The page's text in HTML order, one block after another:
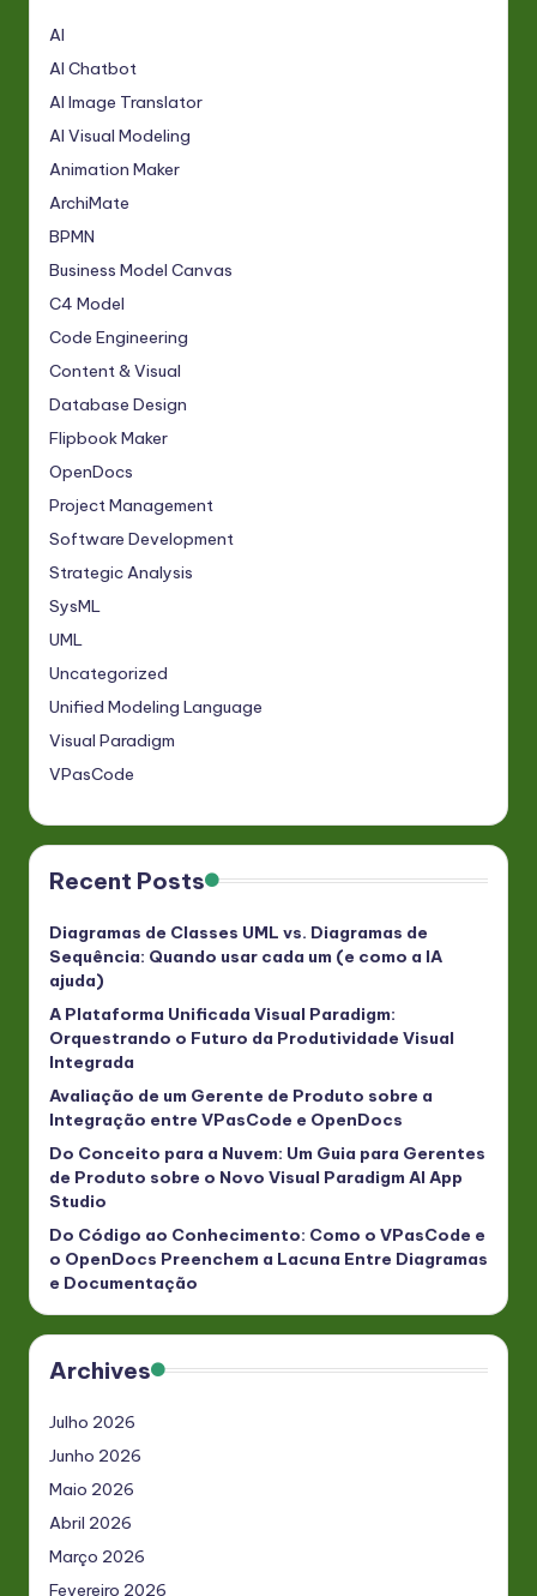
AI
AI Chatbot
AI Image Translator
AI Visual Modeling
Animation Maker
ArchiMate
BPMN
Business Model Canvas
C4 Model
Code Engineering
Content & Visual
Database Design
Flipbook Maker
OpenDocs
Project Management
Software Development
Strategic Analysis
SysML
UML
Uncategorized
Unified Modeling Language
Visual Paradigm
VPasCode
Recent Posts
Diagramas de Classes UML vs. Diagramas de
Sequência: Quando usar cada um (e como a IA
ajuda)
A Plataforma Unificada Visual Paradigm:
Orquestrando o Futuro da Produtividade Visual
Integrada
Avaliação de um Gerente de Produto sobre a
Integração entre VPasCode e OpenDocs
Do Conceito para a Nuvem: Um Guia para Gerentes
de Produto sobre o Novo Visual Paradigm AI App
Studio
Do Código ao Conhecimento: Como o VPasCode e
o OpenDocs Preenchem a Lacuna Entre Diagramas
e Documentação
Archives
Julho 2026
Junho 2026
Maio 2026
Abril 2026
Março 2026
Fevereiro 2026